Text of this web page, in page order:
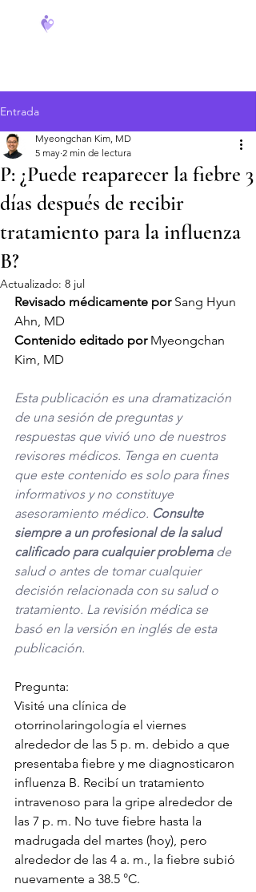
Entrada
P: ¿Puede reaparecer la fiebre 3
días después de recibir
tratamiento para la influenza
B?
Myeongchan Kim, MD
5 may 2 min de lectura
Actualizado: 8 jul
Revisado médicamente por Sang Hyun
Ahn, MD
Contenido editado por Myeongchan
Kim, MD
Esta publicación es una dramatización
de una sesión de preguntas y
respuestas que vivió uno de nuestros
revisores médicos. Tenga en cuenta
que este contenido es solo para fines
informativos y no constituye
asesoramiento médico. Consulte
siempre a un profesional de la salud
calificado para cualquier problema de
salud o antes de tomar cualquier
decisión relacionada con su salud o
tratamiento. La revisión médica se
basó en la versión en inglés de esta
publicación.
Pregunta:
Visité una clínica de
otorrinolaringología el viernes
alrededor de las 5 p. m. debido a que
presentaba fiebre y me diagnosticaron
influenza B. Recibí un tratamiento
intravenoso para la gripe alrededor de
las 7 p. m. No tuve fiebre hasta la
madrugada del martes (hoy), pero
alrededor de las 4 a. m., la fiebre subió
nuevamente a 38.5 °C.